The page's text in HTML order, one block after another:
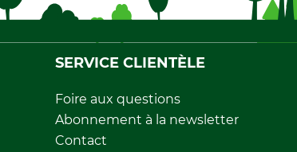
SERVICE CLIENTÈLE
Foire aux questions
Abonnement à la newsletter
Contact